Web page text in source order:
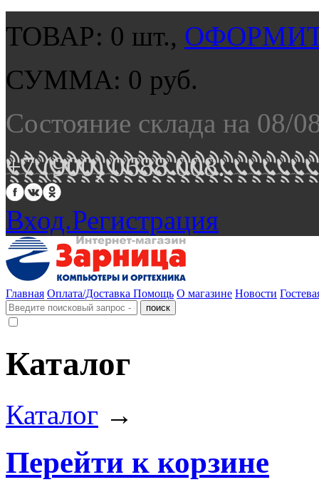
ТОВАР: 0 шт.,
СУММА: 0 руб.
Состояние склада на 08/
+7 (900) 0688 008.
Вход.Регистрация
Главная Оплата/Доставка Помощь О магазине Новости
Каталог
Каталог →
Перейти к корзине